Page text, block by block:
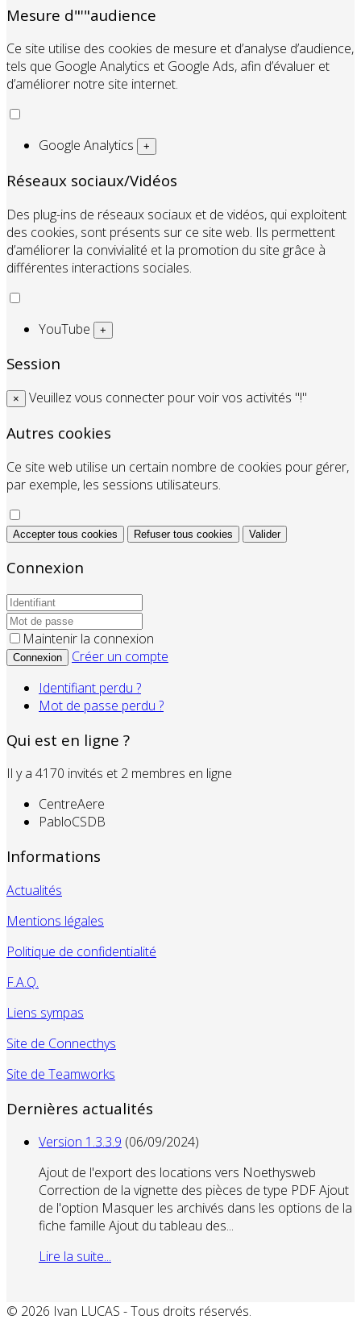
Mesure d"'"audience
Ce site utilise des cookies de mesure et d’analyse d’audience,
tels que Google Analytics et Google Ads, afin d’évaluer et
d’améliorer notre site internet.
Google Analytics +
Réseaux sociaux/Vidéos
Des plug-ins de réseaux sociaux et de vidéos, qui exploitent
des cookies, sont présents sur ce site web. Ils permettent
d’améliorer la convivialité et la promotion du site grâce à
différentes interactions sociales.
YouTube +
Session
× Veuillez vous connecter pour voir vos activités "!"
Autres cookies
Ce site web utilise un certain nombre de cookies pour gérer,
par exemple, les sessions utilisateurs.
Accepter tous cookies Refuser tous cookies Valider
Connexion
Maintenir la connexion
Connexion
Créer un compte
Identifiant perdu ?
Mot de passe perdu ?
Qui est en ligne ?
Il y a 4170 invités et 2 membres en ligne
CentreAere
PabloCSDB
Informations
Actualités
Mentions légales
Politique de confidentialité
F.A.Q.
Liens sympas
Site de Connecthys
Site de Teamworks
Dernières actualités
Version 1.3.3.9 (06/09/2024)
Ajout de l'export des locations vers Noethysweb
Correction de la vignette des pièces de type PDF Ajout
de l'option Masquer les archivés dans les options de la
fiche famille Ajout du tableau des...
Lire la suite...
© 2026 Ivan LUCAS - Tous droits réservés.